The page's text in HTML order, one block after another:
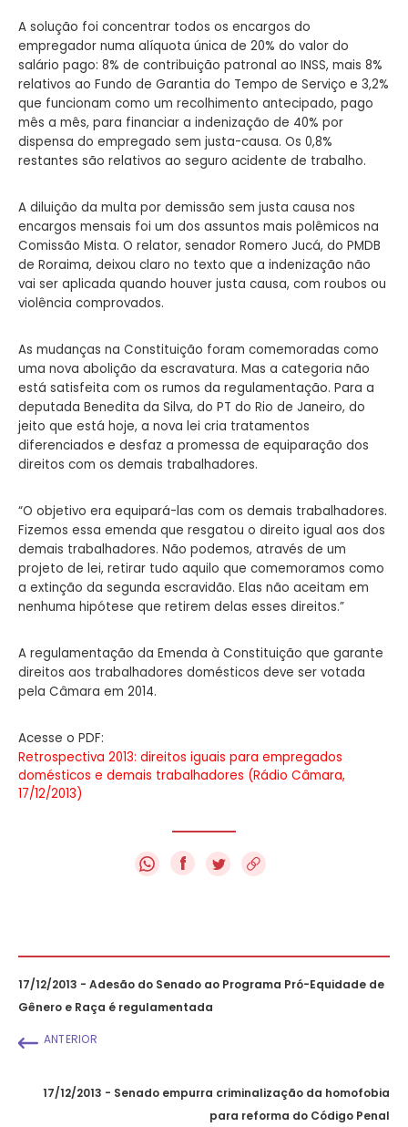
A solução foi concentrar todos os encargos do
empregador numa alíquota única de 20% do valor do
salário pago: 8% de contribuição patronal ao INSS, mais 8%
relativos ao Fundo de Garantia do Tempo de Serviço e 3,2%
que funcionam como um recolhimento antecipado, pago
mês a mês, para financiar a indenização de 40% por
dispensa do empregado sem justa-causa. Os 0,8%
restantes são relativos ao seguro acidente de trabalho.
A diluição da multa por demissão sem justa causa nos
encargos mensais foi um dos assuntos mais polêmicos na
Comissão Mista. O relator, senador Romero Jucá, do PMDB
de Roraima, deixou claro no texto que a indenização não
vai ser aplicada quando houver justa causa, com roubos ou
violência comprovados.
As mudanças na Constituição foram comemoradas como
uma nova abolição da escravatura. Mas a categoria não
está satisfeita com os rumos da regulamentação. Para a
deputada Benedita da Silva, do PT do Rio de Janeiro, do
jeito que está hoje, a nova lei cria tratamentos
diferenciados e desfaz a promessa de equiparação dos
direitos com os demais trabalhadores.
“O objetivo era equipará-las com os demais trabalhadores.
Fizemos essa emenda que resgatou o direito igual aos dos
demais trabalhadores. Não podemos, através de um
projeto de lei, retirar tudo aquilo que comemoramos como
a extinção da segunda escravidão. Elas não aceitam em
nenhuma hipótese que retirem delas esses direitos.”
A regulamentação da Emenda à Constituição que garante
direitos aos trabalhadores domésticos deve ser votada
pela Câmara em 2014.
Acesse o PDF:
Retrospectiva 2013: direitos iguais para empregados
domésticos e demais trabalhadores (Rádio Câmara,
17/12/2013)
f
17/12/2013 - Adesão do Senado ao Programa Pró-Equidade de
Gênero e Raça é regulamentada
ANTERIOR
17/12/2013 - Senado empurra criminalização da homofobia
para reforma do Código Penal